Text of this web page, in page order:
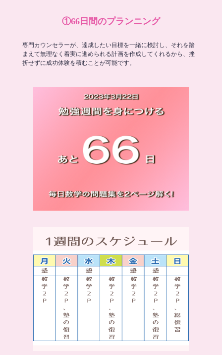
①66日間のプランニング
専門カウンセラーが、達成したい目標を一緒に検討し、それを踏
まえて無理なく着実に進められる計画を作成してくれるから、挫
折せずに成功体験を積むことが可能です。